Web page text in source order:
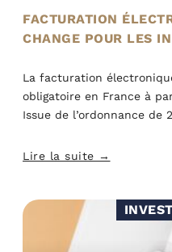
FACTURATION
CHANGE POUR LES
La facturation
obligatoire en France à
Issue de l’ordonnance de
Lire la suite →